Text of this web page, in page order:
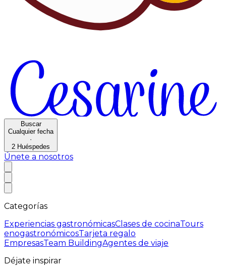
Buscar
Cualquier fecha
·
2 Huéspedes
Únete a nosotros
Categorías
Experiencias gastronómicasClases de cocinaTours
enogastronómicosTarjeta regalo
EmpresasTeam BuildingAgentes de viaje
Déjate inspirar